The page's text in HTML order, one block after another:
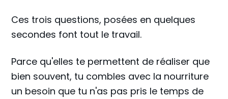
Ces trois questions, posées en quelques
secondes font tout le travail.
Parce qu'elles te permettent de réaliser que
bien souvent, tu combles avec la nourriture
un besoin que tu n'as pas pris le temps de